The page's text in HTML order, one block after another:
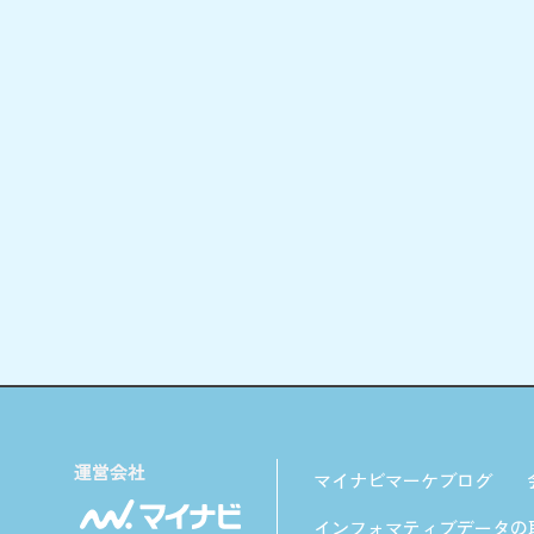
マイナビマーケブログ
インフォマティブデータ